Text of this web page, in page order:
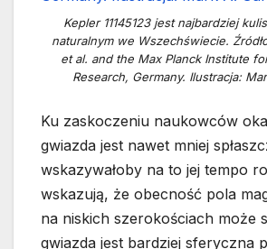
Kepler 11145123 jest najbardziej
naturalnym we Wszechświecie.
et al. and the Max Planck Institute
Research, Germany. Ilustracja:
Ku zaskoczeniu naukowców
gwiazda jest nawet mniej
wskazywałoby na to jej tempo
wskazują, że obecność pola
na niskich szerokościach może
gwiazda jest bardziej sferyczna